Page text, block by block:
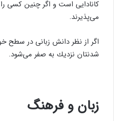
كانادایی است و اگر چنین كسی را
می‌پذیرند.
اگر از نظر دانش زبانی در سطح
شدنتان نزدیك به صفر می‌شود.
زبان و فرهنگ